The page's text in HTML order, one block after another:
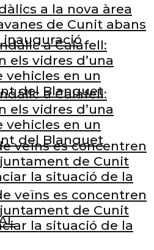
a Calafell:
els vidres d’una
vehicles en un
del Blanquet
veïns es concentren
de Cunit
la situació de la
a la nova àrea
de Cunit abans
inauguració
a Calafell:
els vidres d’una
vehicles en un
del Blanquet
veïns es concentren
de Cunit
la situació de la